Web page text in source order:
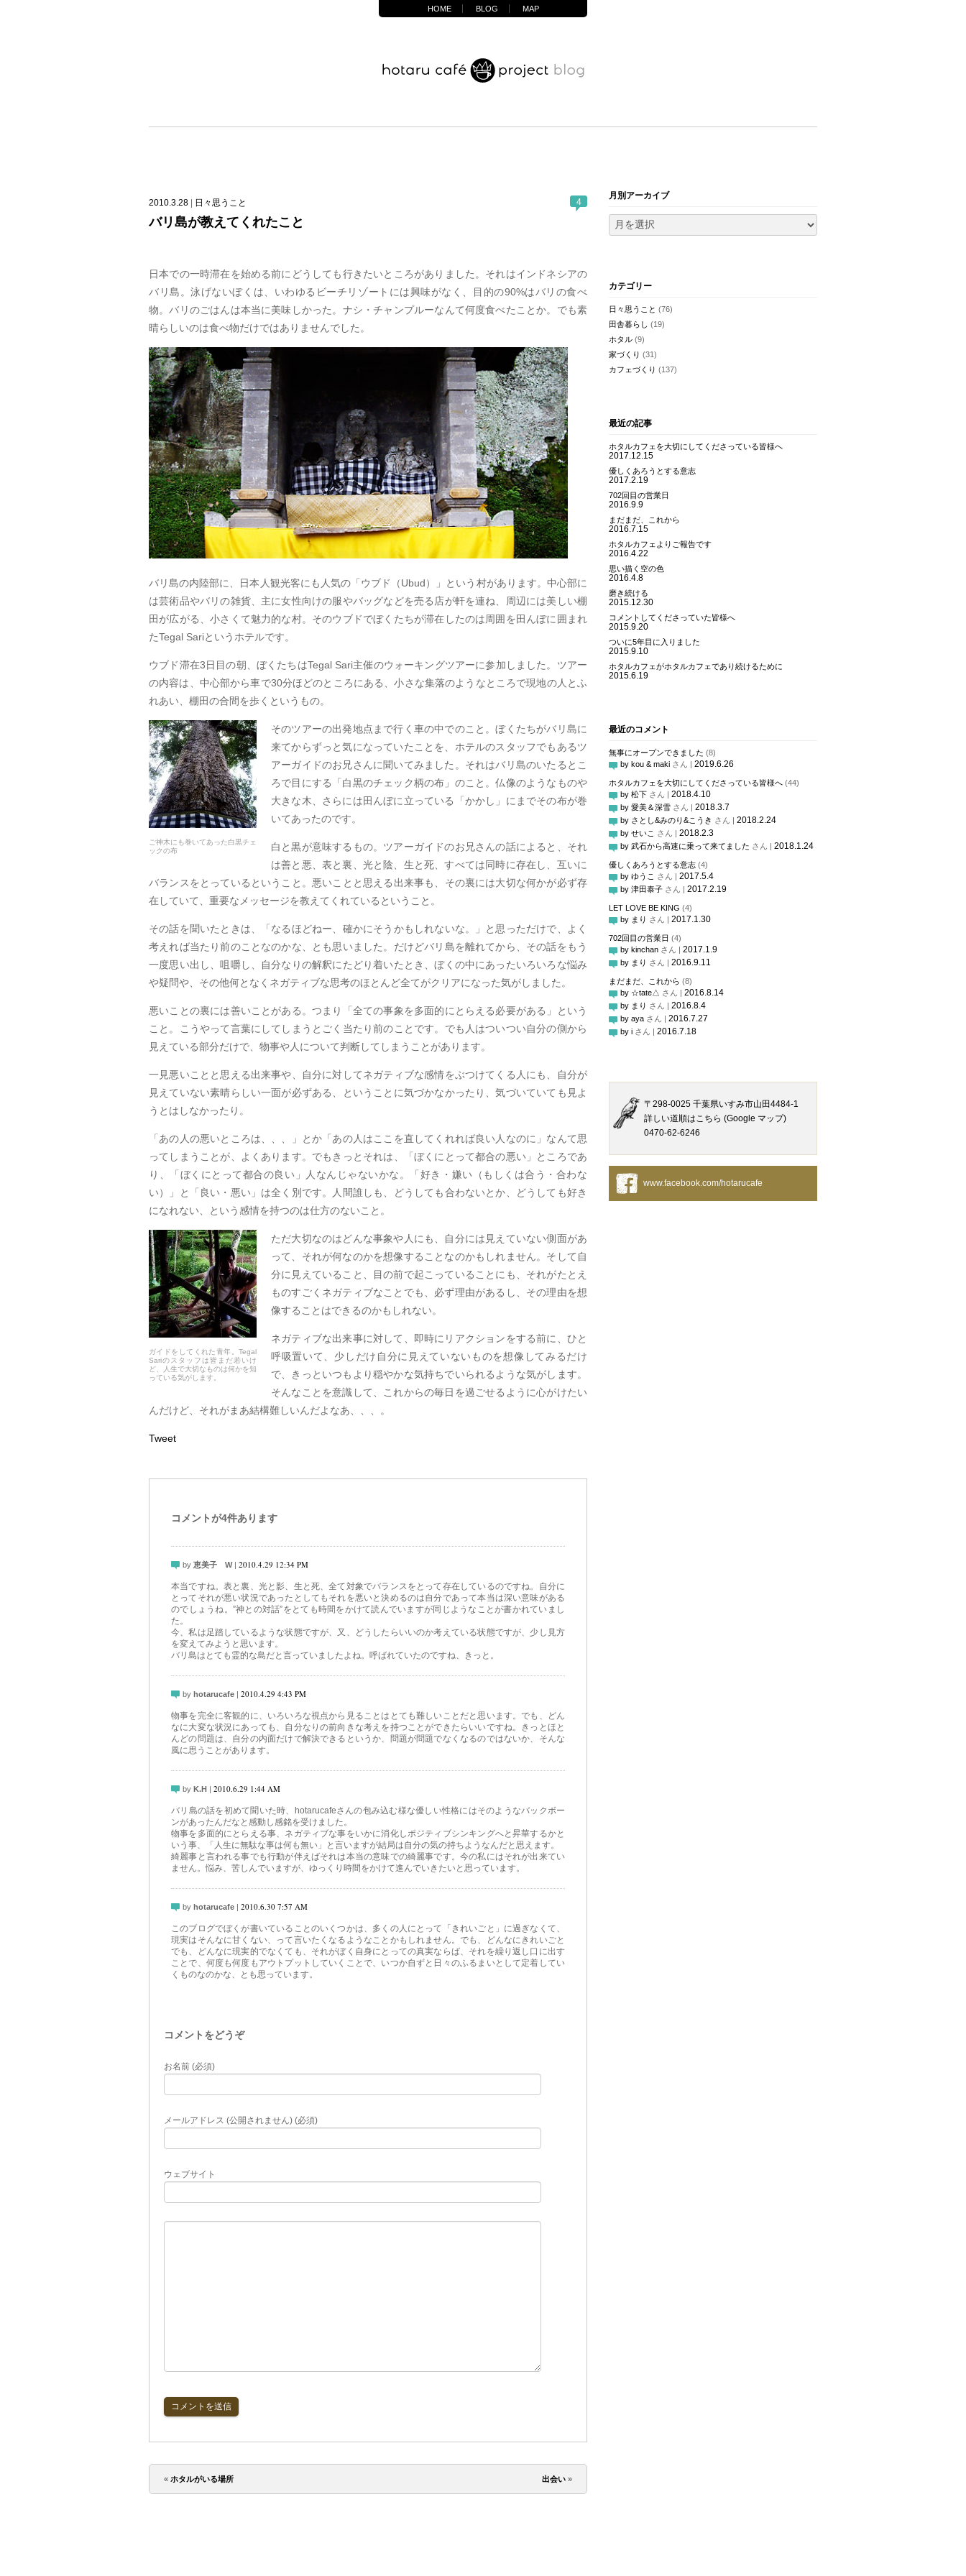
2010.3.28 日々思うこと 4
バリ島が教えてくれたこと
日本での一時滞在を始める前にどうしても行きたいところがありました。それはインドネシアの
バリ島。泳げないぼくは、いわゆるビーチリゾートには興味がなく、目的の90%はバリの食べ
物。バリのごはんは本当に美味しかった。ナシ・チャンプルーなんて何度食べたことか。でも素
晴らしいのは食べ物だけではありませんでした。
バリ島の内陸部に、日本人観光客にも人気の「ウブド（Ubud）」という村があります。中心部に
は芸術品やバリの雑貨、主に女性向けの服やバッグなどを売る店が軒を連ね、周辺には美しい棚
田が広がる、小さくて魅力的な村。そのウブドでぼくたちが滞在したのは周囲を田んぼに囲まれ
たTegal Sariというホテルです。
ウブド滞在3日目の朝、ぼくたちはTegal Sari主催のウォーキングツアーに参加しました。ツアー
の内容は、中心部から車で30分ほどのところにある、小さな集落のようなところで現地の人とふ
れあい、棚田の合間を歩くというもの。
ご神木にも巻いてあった白黒チェ
ックの布
そのツアーの出発地点まで行く車の中でのこと。ぼくたちがバリ島に
来てからずっと気になっていたことを、ホテルのスタッフでもあるツ
アーガイドのお兄さんに聞いてみました。それはバリ島のいたるとこ
ろで目にする「白黒のチェック柄の布」のこと。仏像のようなものや
大きな木、さらには田んぼに立っている「かかし」にまでその布が巻
いてあったのです。
白と黒が意味するもの。ツアーガイドのお兄さんの話によると、それ
は善と悪、表と裏、光と陰、生と死、すべては同時に存在し、互いに
バランスをとっているということ。悪いことと思える出来事も、その裏には大切な何かが必ず存
在していて、重要なメッセージを教えてくれているということ。
その話を聞いたときは、「なるほどねー、確かにそうかもしれないな。」と思っただけで、よく
考えれば当たり前のことなのかな、とも思いました。だけどバリ島を離れてから、その話をもう
一度思い出し、咀嚼し、自分なりの解釈にたどり着いたとき、ぼくの中にあったいろいろな悩み
や疑問や、その他何となくネガティブな思考のほとんど全てがクリアになった気がしました。
悪いことの裏には善いことがある。つまり「全ての事象を多面的にとらえる必要がある」という
こと。こうやって言葉にしてしまうとごく当たり前のことです。でも人はついつい自分の側から
見えている部分だけで、物事や人について判断してしまうことがあります。
一見悪いことと思える出来事や、自分に対してネガティブな感情をぶつけてくる人にも、自分が
見えていない素晴らしい一面が必ずある、ということに気づかなかったり、気づいていても見よ
うとはしなかったり。
「あの人の悪いところは、、、」とか「あの人はここを直してくれれば良い人なのに」なんて思
ってしまうことが、よくあります。でもきっとそれは、「ぼくにとって都合の悪い」ところであ
り、「ぼくにとって都合の良い」人なんじゃないかな。「好き・嫌い（もしくは合う・合わな
い）」と「良い・悪い」は全く別です。人間誰しも、どうしても合わないとか、どうしても好き
になれない、という感情を持つのは仕方のないこと。
ガイドをしてくれた青年。Tegal
Sariのスタッフは皆まだ若いけ
ど、人生で大切なものは何かを知
っている気がします。
ただ大切なのはどんな事象や人にも、自分には見えていない側面があ
って、それが何なのかを想像することなのかもしれません。そして自
分に見えていること、目の前で起こっていることにも、それがたとえ
ものすごくネガティブなことでも、必ず理由があるし、その理由を想
像することはできるのかもしれない。
ネガティブな出来事に対して、即時にリアクションをする前に、ひと
呼吸置いて、少しだけ自分に見えていないものを想像してみるだけ
で、きっといつもより穏やかな気持ちでいられるような気がします。
そんなことを意識して、これからの毎日を過ごせるように心がけたい
んだけど、それがまあ結構難しいんだよなあ、、、。
Tweet
コメントが4件あります
by 恵美子 W| 2010.4.29 12:34 PM
本当ですね。表と裏、光と影、生と死、全て対象でバランスをとって存在しているのですね。自分に
とってそれが悪い状況であったとしてもそれを悪いと決めるのは自分であって本当は深い意味がある
のでしょうね。”神との対話”をとても時間をかけて読んでいますが同じようなことが書かれていまし
た。
今、私は足踏しているような状態ですが、又、どうしたらいいのか考えている状態ですが、少し見方
を変えてみようと思います。
バリ島はとても霊的な島だと言っていましたよね。呼ばれていたのですね、きっと。
by hotarucafe | 2010.4.29 4:43 PM
物事を完全に客観的に、いろいろな視点から見ることはとても難しいことだと思います。でも、どん
なに大変な状況にあっても、自分なりの前向きな考えを持つことができたらいいですね。きっとほと
んどの問題は、自分の内面だけで解決できるというか、問題が問題でなくなるのではないか、そんな
風に思うことがあります。
by K.H | 2010.6.29 1:44 AM
バリ島の話を初めて聞いた時、hotarucafeさんの包み込む様な優しい性格にはそのようなバックボー
ンがあったんだなと感動し感銘を受けました。
物事を多面的にとらえる事、ネガティブな事をいかに消化しポジティブシンキングへと昇華するかと
いう事、「人生に無駄な事は何も無い」と言いますが結局は自分の気の持ちようなんだと思えます。
綺麗事と言われる事でも行動が伴えばそれは本当の意味での綺麗事です。今の私にはそれが出来てい
ません。悩み、苦しんでいますが、ゆっくり時間をかけて進んでいきたいと思っています。
by hotarucafe | 2010.6.30 7:57 AM
このブログでぼくが書いていることのいくつかは、多くの人にとって「きれいごと」に過ぎなくて、
現実はそんなに甘くない、って言いたくなるようなことかもしれません。でも、どんなにきれいごと
でも、どんなに現実的でなくても、それがぼく自身にとっての真実ならば、それを繰り返し口に出す
ことで、何度も何度もアウトプットしていくことで、いつか自ずと日々のふるまいとして定着してい
くものなのかな、とも思っています。
コメントをどうぞ
お名前 (必須)
メールアドレス (公開されません) (必須)
ウェブサイト
« ホタルがいる場所 出会い »
月別アーカイブ
カテゴリー
日々思うこと (76)
田舎暮らし (19)
ホタル (9)
家づくり (31)
カフェづくり (137)
最近の記事
ホタルカフェを大切にしてくださっている皆様へ
2017.12.15
優しくあろうとする意志
2017.2.19
702回目の営業日
2016.9.9
まだまだ、これから
2016.7.15
ホタルカフェよりご報告です
2016.4.22
思い描く空の色
2016.4.8
磨き続ける
2015.12.30
コメントしてくださっていた皆様へ
2015.9.20
ついに5年目に入りました
2015.9.10
ホタルカフェがホタルカフェであり続けるために
2015.6.19
最近のコメント
無事にオープンできました (8)
by kou & maki さん | 2019.6.26
ホタルカフェを大切にしてくださっている皆様へ (44)
by 松下 さん | 2018.4.10
by 愛美＆深雪 さん | 2018.3.7
by さとし&みのり&こうき さん | 2018.2.24
by せいこ さん | 2018.2.3
by 武石から高速に乗って来てました さん | 2018.1.24
優しくあろうとする意志 (4)
by ゆうこ さん | 2017.5.4
by 津田泰子 さん | 2017.2.19
LET LOVE BE KING (4)
by まり さん | 2017.1.30
702回目の営業日 (4)
by kinchan さん | 2017.1.9
by まり さん | 2016.9.11
まだまだ、これから (8)
by ☆tate△ さん | 2016.8.14
by まり さん | 2016.8.4
by aya さん | 2016.7.27
by i さん | 2016.7.18
〒298-0025 千葉県いすみ市山田4484-1
詳しい道順はこちら (Google マップ)
0470-62-6246
www.facebook.com/hotarucafe
HOME BLOG MAP